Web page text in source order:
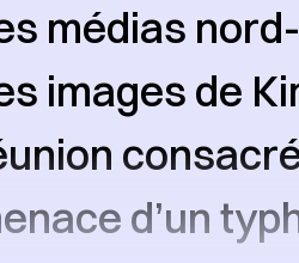
médias
images de
d’un